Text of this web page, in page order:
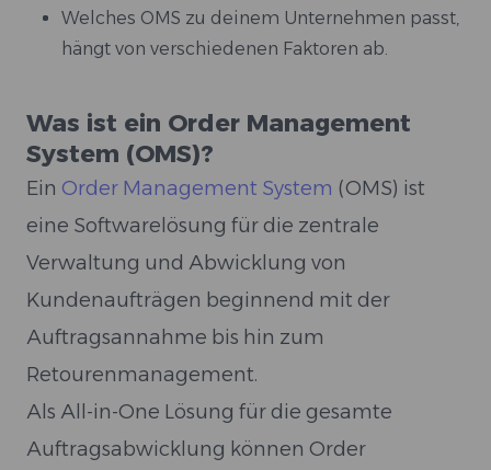
Welches OMS zu deinem Unternehmen passt,
hängt von verschiedenen Faktoren ab.
Was ist ein Order Management
System (OMS)?
Ein Order Management System (OMS) ist
eine Softwarelösung für die zentrale
Verwaltung und Abwicklung von
Kundenaufträgen beginnend mit der
Auftragsannahme bis hin zum
Retourenmanagement.
Als All-in-One Lösung für die gesamte
Auftragsabwicklung können Order